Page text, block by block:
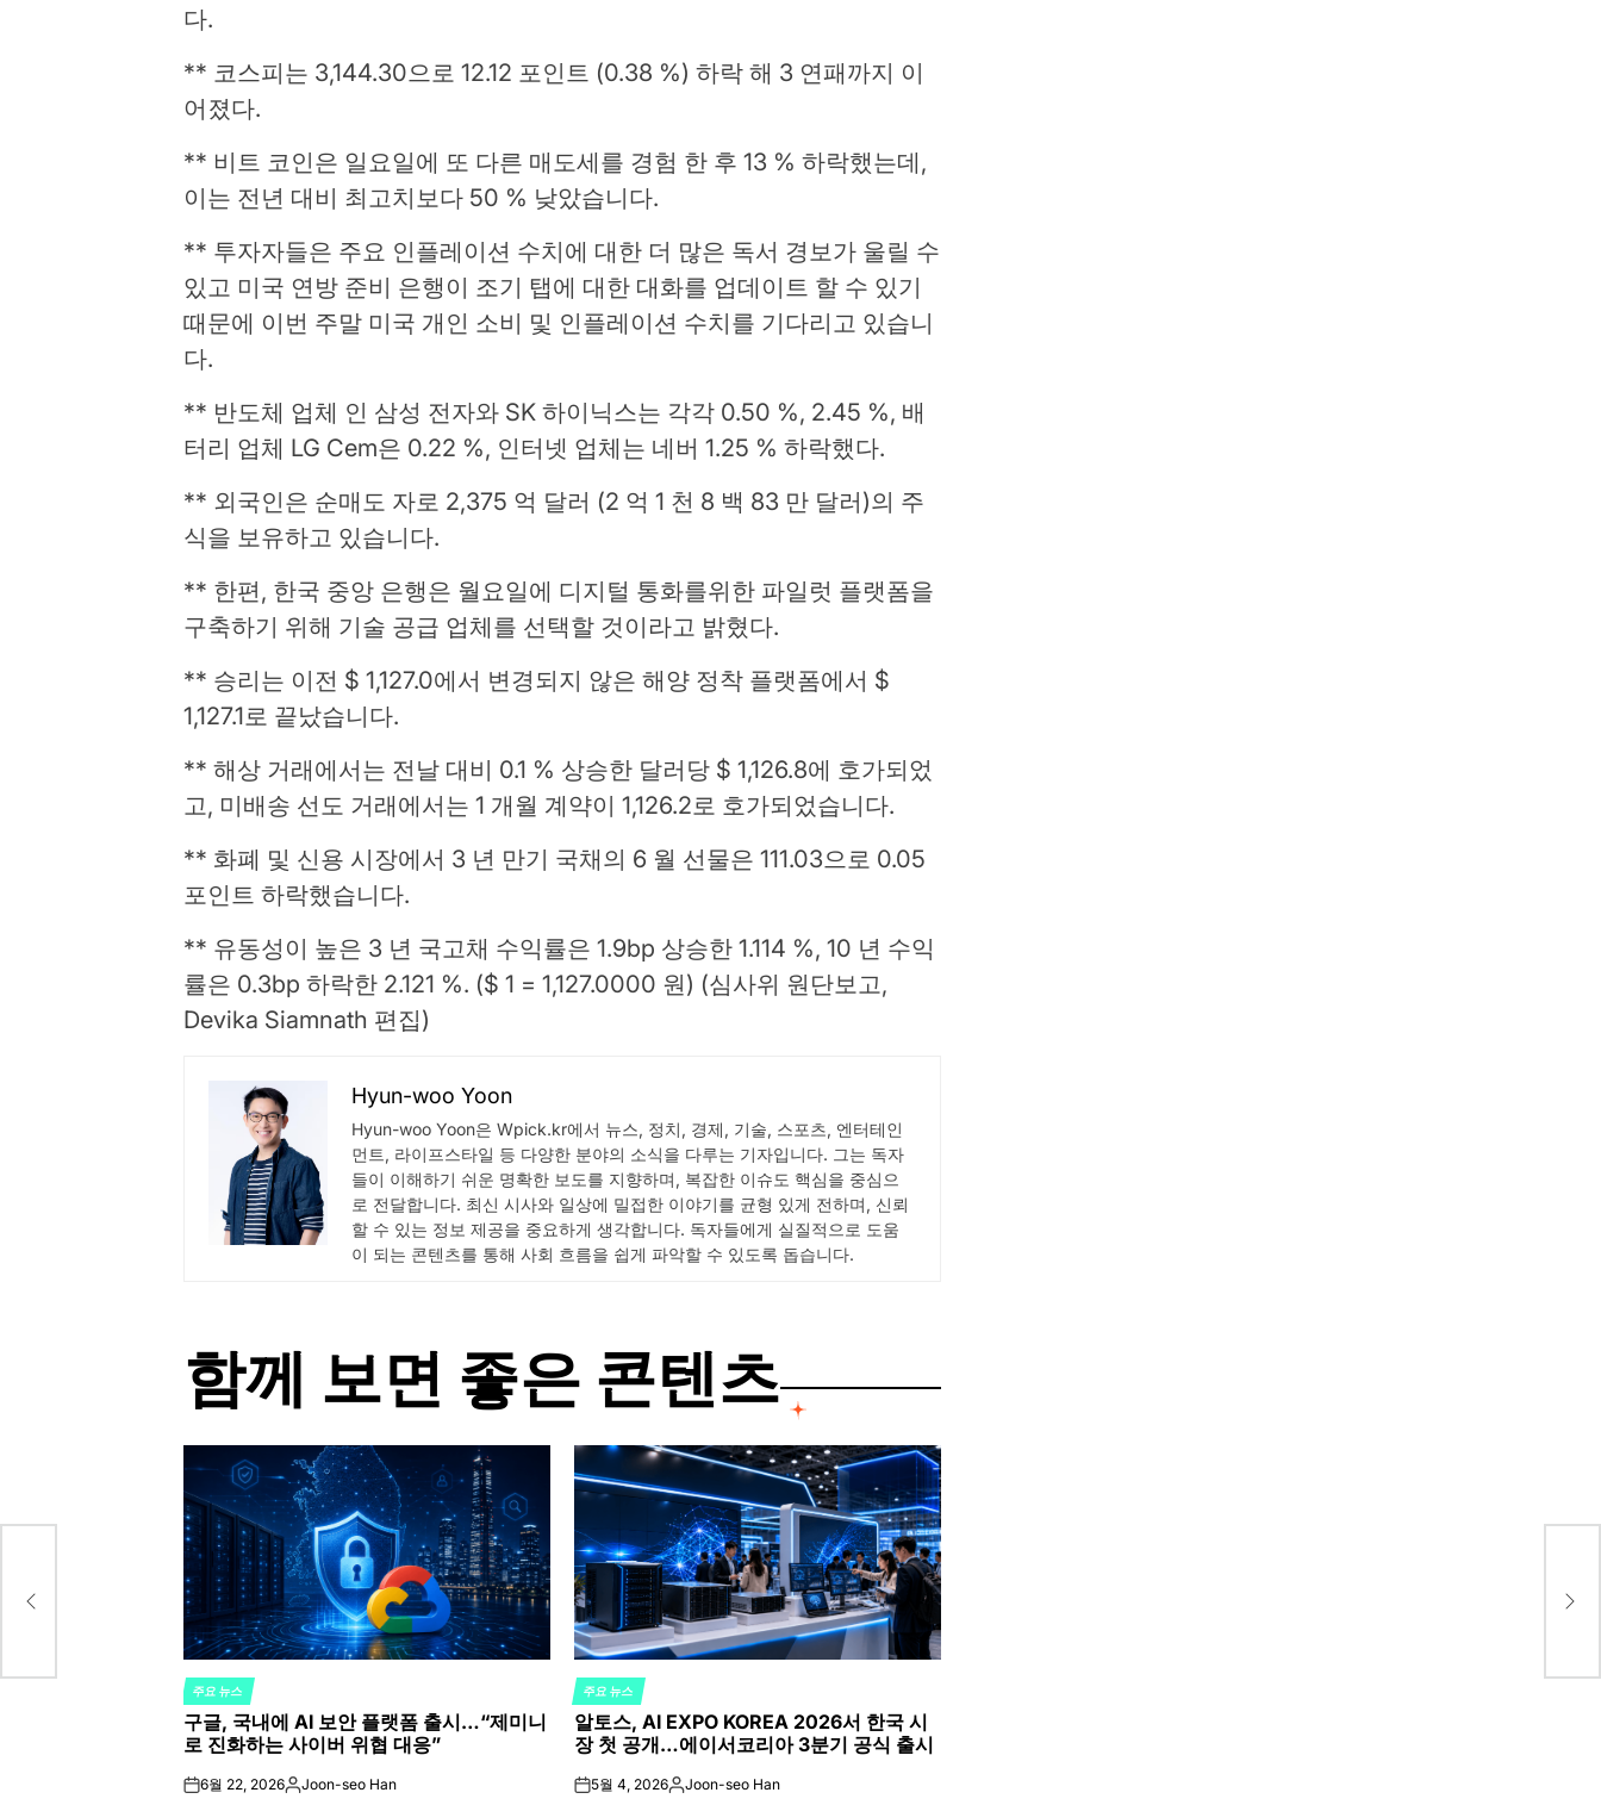
다.
** 코스피는 3,144.30으로 12.12 포인트 (0.38 %) 하락 해 3 연패까지 이
어졌다.
** 비트 코인은 일요일에 또 다른 매도세를 경험 한 후 13 % 하락했는데,
이는 전년 대비 최고치보다 50 % 낮았습니다.
** 투자자들은 주요 인플레이션 수치에 대한 더 많은 독서 경보가 울릴 수
있고 미국 연방 준비 은행이 조기 탭에 대한 대화를 업데이트 할 수 있기
때문에 이번 주말 미국 개인 소비 및 인플레이션 수치를 기다리고 있습니
다.
** 반도체 업체 인 삼성 전자와 SK 하이닉스는 각각 0.50 %, 2.45 %, 배
터리 업체 LG Cem은 0.22 %, 인터넷 업체는 네버 1.25 % 하락했다.
** 외국인은 순매도 자로 2,375 억 달러 (2 억 1 천 8 백 83 만 달러)의 주
식을 보유하고 있습니다.
** 한편, 한국 중앙 은행은 월요일에 디지털 통화를위한 파일럿 플랫폼을
구축하기 위해 기술 공급 업체를 선택할 것이라고 밝혔다.
** 승리는 이전 $ 1,127.0에서 변경되지 않은 해양 정착 플랫폼에서 $
1,127.1로 끝났습니다.
** 해상 거래에서는 전날 대비 0.1 % 상승한 달러당 $ 1,126.8에 호가되었
고, 미배송 선도 거래에서는 1 개월 계약이 1,126.2로 호가되었습니다.
** 화폐 및 신용 시장에서 3 년 만기 국채의 6 월 선물은 111.03으로 0.05
포인트 하락했습니다.
** 유동성이 높은 3 년 국고채 수익률은 1.9bp 상승한 1.114 %, 10 년 수익
률은 0.3bp 하락한 2.121 %. ($ 1 = 1,127.0000 원) (심사위 원단보고,
Devika Siamnath 편집)
Hyun-woo Yoon
Hyun-woo Yoon은 Wpick.kr에서 뉴스, 정치, 경제, 기술, 스포츠, 엔터테인
먼트, 라이프스타일 등 다양한 분야의 소식을 다루는 기자입니다. 그는 독자
들이 이해하기 쉬운 명확한 보도를 지향하며, 복잡한 이슈도 핵심을 중심으
로 전달합니다. 최신 시사와 일상에 밀접한 이야기를 균형 있게 전하며, 신뢰
할 수 있는 정보 제공을 중요하게 생각합니다. 독자들에게 실질적으로 도움
이 되는 콘텐츠를 통해 사회 흐름을 쉽게 파악할 수 있도록 돕습니다.
함께 보면 좋은 콘텐츠
POSTED
IN
주요 뉴스
구글, 국내에 AI 보안 플랫폼 출시…“제미니
로 진화하는 사이버 위협 대응”
on6월 22, 2026Posted
Joon-seo Han
POSTED
IN
주요 뉴스
알토스, AI EXPO KOREA 2026서 한국 시
장 첫 공개…에이서코리아 3분기 공식 출시
on5월 4, 2026Posted
Joon-seo Han
쇄